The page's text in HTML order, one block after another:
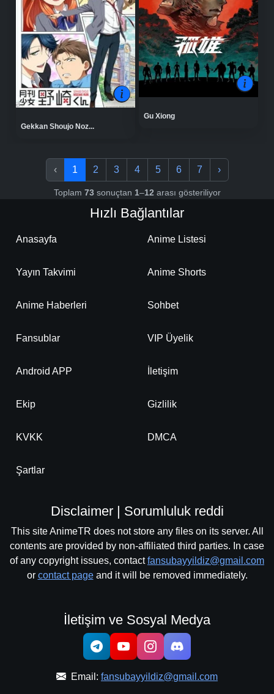
Gekkan Shoujo Noz...
Gu Xiong
‹ 1 2 3 4 5 6 7 ›
Toplam 73sonuçtan 1–12arası gösteriliyor
Hızlı Bağlantılar
Anasayfa Anime Listesi
Yayın Takvimi Anime Shorts
Anime Haberleri Sohbet
Fansublar VIP Üyelik
Android APP İletişim
Ekip Gizlilik
KVKK DMCA
Şartlar
Disclaimer | Sorumluluk reddi
This site AnimeTR does not store any files on its server. All
contents are provided by non-affiliated third parties. In case
of any copyright issues, contactfansubayyildiz@gmail.com
or contact pageand it will be removed immediately.
İletişim ve Sosyal Medya
Email: fansubayyildiz@gmail.com